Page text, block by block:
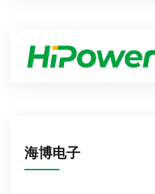
海博电子